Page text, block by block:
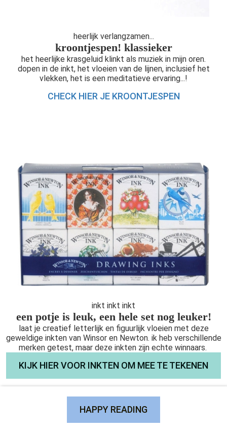
heerlijk verlangzamen...
kroontjespen! klassieker
het heerlijke krasgeluid klinkt als muziek in mijn oren.
dopen in de inkt, het vloeien van de lijnen, inclusief het
vlekken, het is een meditatieve ervaring...!
CHECK HIER JE KROONTJESPEN
inkt inkt inkt
een potje is leuk, een hele set nog leuker!
laat je creatief letterlijk en figuurlijk vloeien met deze
geweldige inkten van Winsor en Newton. ik heb verschillende
merken getest, maar deze inkten zijn echte winnaars.
KIJK HIER VOOR INKTEN OM MEE TE TEKENEN
HAPPY READING